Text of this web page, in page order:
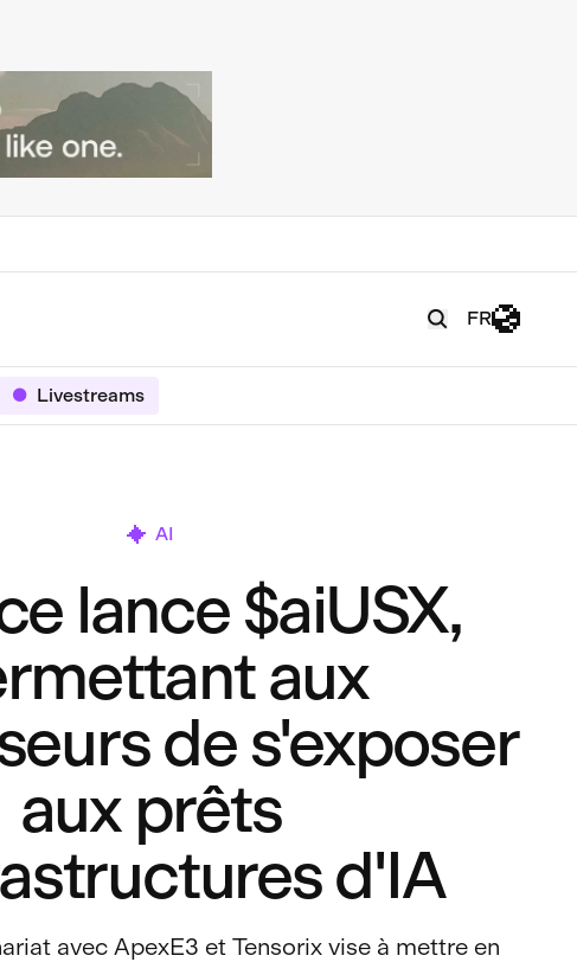
FR
Livestreams
AI
lance $aiUSX,
aux
de s'exposer
aux prêts
d'IA
avec ApexE3 et Tensorix vise à mettre en